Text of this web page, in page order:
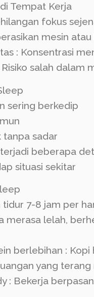
Tempat Kerja
fokus
mesin atau
: Konsentrasi
salah dalam
sering berkedip
tanpa sadar
beberapa
situasi sekitar
tidur 7-8 jam per
merasa lelah,
berlebihan :
yang
: Bekerja